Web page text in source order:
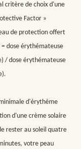
critère de choix d'une
Factor »
de protection offert
= dose érythémateuse
/ dose érythémateuse
d'érythème
d'une crème solaire
rester au soleil quatre
votre peau